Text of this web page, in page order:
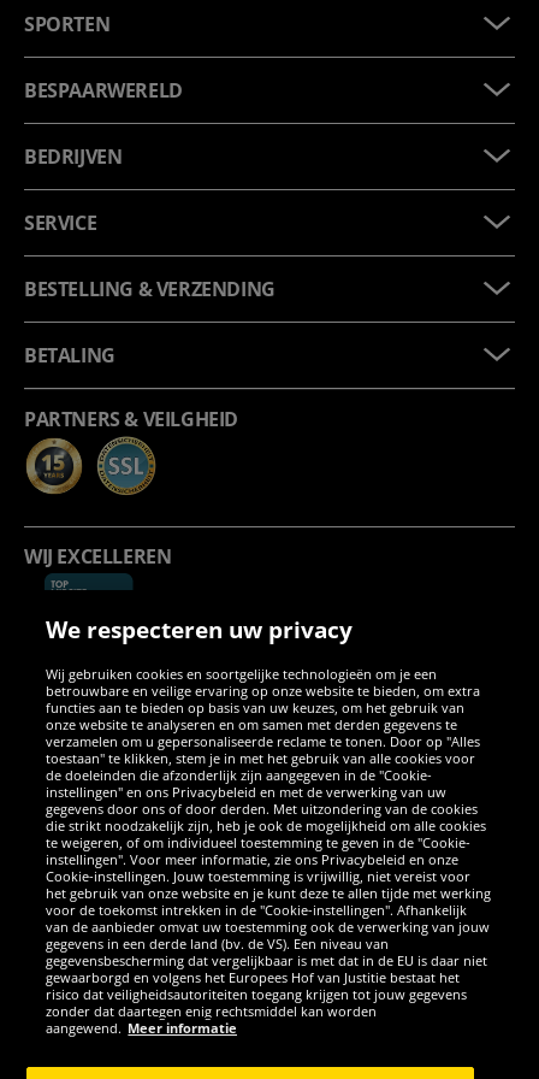
SPORTEN
BESPAARWERELD
BEDRIJVEN
SERVICE
BESTELLING & VERZENDING
BETALING
PARTNERS & VEILGHEID
WIJ EXCELLEREN
SOCIALE MEDIA
FacebookInstagram
WhatsApp
TikTokTwitterYouTube
APPS
We respecteren uw privacy
Wij gebruiken cookies en soortgelijke technologieën om je een
betrouwbare en veilige ervaring op onze website te bieden, om extra
functies aan te bieden op basis van uw keuzes, om het gebruik van
onze website te analyseren en om samen met derden gegevens te
verzamelen om u gepersonaliseerde reclame te tonen. Door op "Alles
toestaan" te klikken, stem je in met het gebruik van alle cookies voor
de doeleinden die afzonderlijk zijn aangegeven in de "Cookie-
instellingen" en ons Privacybeleid en met de verwerking van uw
gegevens door ons of door derden. Met uitzondering van de cookies
die strikt noodzakelijk zijn, heb je ook de mogelijkheid om alle cookies
te weigeren, of om individueel toestemming te geven in de "Cookie-
instellingen". Voor meer informatie, zie ons Privacybeleid en onze
Cookie-instellingen. Jouw toestemming is vrijwillig, niet vereist voor
het gebruik van onze website en je kunt deze te allen tijde met werking
voor de toekomst intrekken in de "Cookie-instellingen". Afhankelijk
van de aanbieder omvat uw toestemming ook de verwerking van jouw
gegevens in een derde land (bv. de VS). Een niveau van
gegevensbescherming dat vergelijkbaar is met dat in de EU is daar niet
gewaarborgd en volgens het Europees Hof van Justitie bestaat het
risico dat veiligheidsautoriteiten toegang krijgen tot jouw gegevens
zonder dat daartegen enig rechtsmiddel kan worden
aangewend. Meer informatie